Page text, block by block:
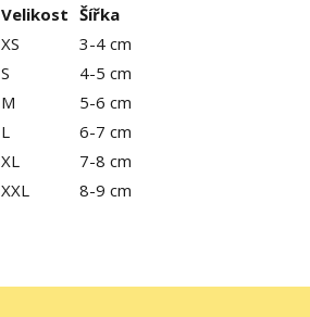
Velikost Šířka
XS
3-4 cm
S
4-5 cm
M
5-6 cm
L
6-7 cm
XL
7-8 cm
XXL
8-9 cm